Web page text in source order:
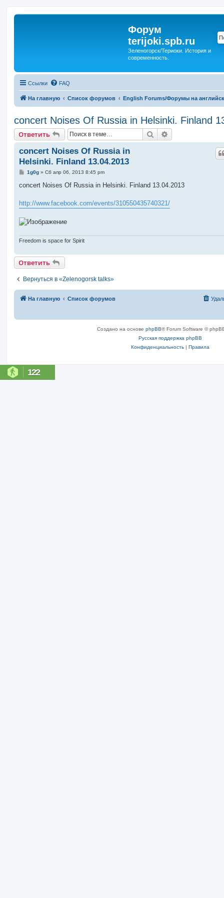
Форум
terijoki.spb.ru
Зеленогорск/Териоки. История и
современность.
Ссылки FAQ
На главную Список форумов English Forums/Форумы на
concert Noises Of Russia in Helsinki. Finland
Ответить Поиск
concert Noises Of Russia in
Helsinki. Finland 13.04.2013
С
о
е
н
е
1g0g» Сб апр 06, 2013 8:45 pm
concert Noises Of Russia in Helsinki. Finland 13.04.2013
http://www.facebook.com/events/310550435740321/
Freedom is space for Spirit
Ответить
Вернуться в «Zelenogorsk talks»
На главную Список форумов
Создано на основе phpBB® Forum Software ©
Русская поддержка phpBB
Конфиденциальность | Правила
122